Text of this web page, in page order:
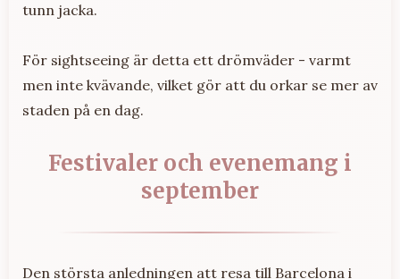
tunn jacka.
För sightseeing är detta ett drömväder - varmt
men inte kvävande, vilket gör att du orkar se mer av
staden på en dag.
Festivaler och evenemang i
september
Den största anledningen att resa till Barcelona i